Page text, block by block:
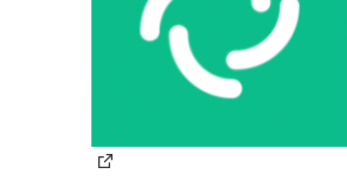
Nouvelle fenêtre